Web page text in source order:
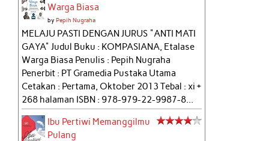
Warga Biasa
byPepih Nugraha
MELAJU PASTI DENGAN JURUS "ANTI MATI
GAYA" Judul Buku : KOMPASIANA, Etalase
Warga Biasa Penulis : Pepih Nugraha
Penerbit : PT Gramedia Pustaka Utama
Cetakan : Pertama, Oktober 2013 Tebal : xi +
268 halaman ISBN : 978-979-22-9987-8...
Ibu Pertiwi Memanggilmu
Pulang